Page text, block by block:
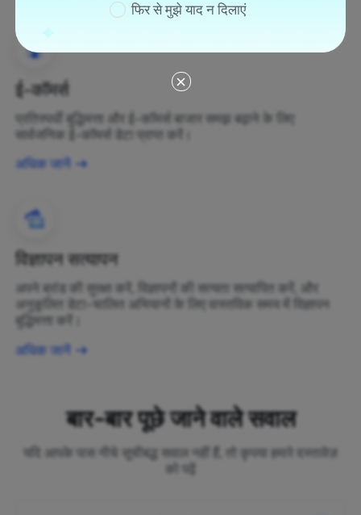
ई-कॉमर्स
प्रतिस्पर्धी बुद्धिमत्ता और ई-कॉमर्स बाजार समझ बढ़ाने के लिए
सार्वजनिक ई-कॉमर्स डेटा प्राप्त करें।
अधिक जानें
विज्ञापन सत्यापन
अपने ब्रांड की सुरक्षा करें, विज्ञापनों की सत्यता सत्यापित करें, और
अनुकूलित डेटा-चालित अभियानों के लिए वास्तविक समय में विज्ञापन
बुद्धिमत्ता करें।
अधिक जानें
बार-बार पूछे जाने वाले सवाल
यदि आपके पास नीचे सूचीबद्ध सवाल नहीं हैं, तो कृपया हमारे दस्तावेज़
को पढ़ें
फिर से मुझे याद न दिलाएं